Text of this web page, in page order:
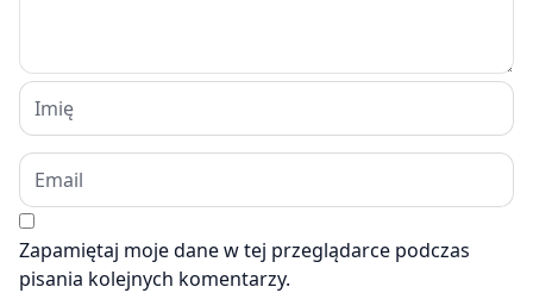
Zapamiętaj moje dane w tej przeglądarce podczas
pisania kolejnych komentarzy.